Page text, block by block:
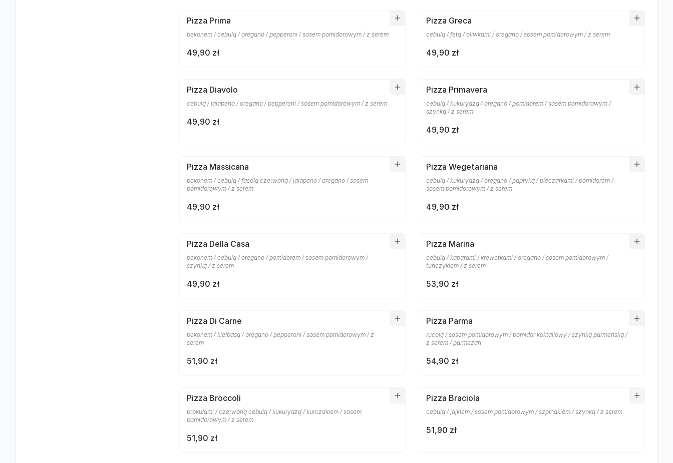
Pizza Prima
bekonem / cebulą / oregano / pepperoni / sosem pomidorowym / z serem
49,90 zł
Pizza Greca
cebulą / fetą / oliwkami / oregano / sosem pomidorowym / z serem
49,90 zł
Pizza Diavolo
cebulą / jalapeno / oregano / pepperoni / sosem pomidorowym / z serem
49,90 zł
Pizza Primavera
cebulą / kukurydzą / oregano / pomidorem / sosem pomidorowym /
szynką / z serem
49,90 zł
Pizza Massicana
bekonem / cebulą / fasolą czerwoną / jalapeno / oregano / sosem
pomidorowym / z serem
49,90 zł
Pizza Wegetariana
cebulą / kukurydzą / oregano / papryką / pieczarkami / pomidorem /
sosem pomidorowym / z serem
49,90 zł
Pizza Della Casa
bekonem / cebulą / oregano / pomidorem / sosem pomidorowym /
szynką / z serem
49,90 zł
Pizza Marina
cebulą / kaparami / krewetkami / oregano / sosem pomidorowym /
tuńczykiem / z serem
53,90 zł
Pizza Di Carne
bekonem / kiełbasą / oregano / pepperoni / sosem pomidorowym / z
serem
51,90 zł
Pizza Parma
rucolą / sosem pomidorowym / pomidor koktajlowy / szynką parmeńską /
z serem / parmezan
54,90 zł
Pizza Broccoli
brokułami / czerwoną cebulą / kukurydzą / kurczakiem / sosem
pomidorowym / z serem
51,90 zł
Pizza Braciola
cebulą / jajkiem / sosem pomidorowym / szpinakiem / szynką / z serem
51,90 zł